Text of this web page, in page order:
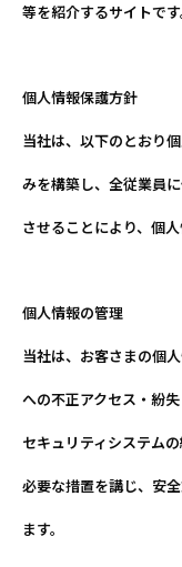
等を紹介するサイトです
個人情報保護方針
当社は、以下のとおり
みを構築し、全従業員
させることにより、個
個人情報の管理
当社は、お客さまの個
への不正アクセス・紛
セキュリティシステム
必要な措置を講じ、安
ます。